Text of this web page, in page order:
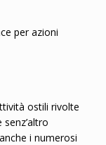
per azioni
ostili rivolte
i numerosi